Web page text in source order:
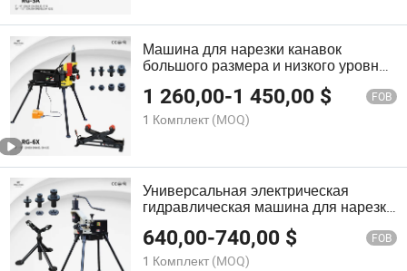
Машина для нарезки канавок
большого размера и низкого уровня
шума, экономически эффективная
Sch10/40 для стальных труб
1 260,00-1 450,00 $ FOB
1 Комплект (MOQ)
Универсальная электрическая
гидравлическая машина для нарезки
канавок на стальных трубах 1"-8"
дюймов с опциональным ножным
переключателем
640,00-740,00 $ FOB
1 Комплект (MOQ)